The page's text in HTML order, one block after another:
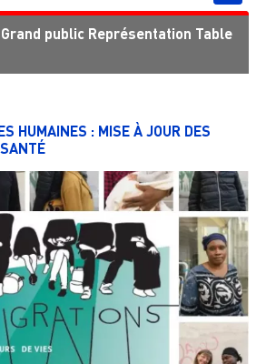
Grand public Représentation Table
HUMAINES : MISE À JOUR DES